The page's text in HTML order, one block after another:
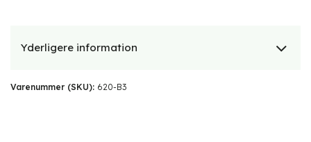
Yderligere information
Varenummer (SKU): 620-B3